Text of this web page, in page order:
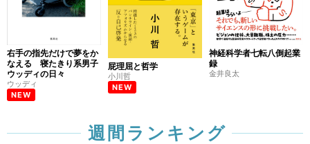
右手の指先だけで夢をか
なえる 寝たきり系男子
ウッディの日々
ウッディ
NEW
屁理屈と哲学
小川哲
NEW
神経科学者七転八倒起業
録
金井良太
週間ランキング